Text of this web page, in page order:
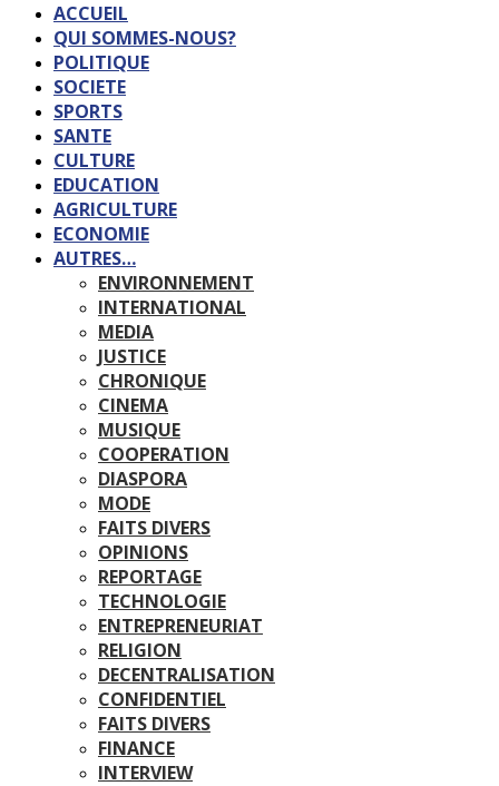
ACCUEIL
QUI SOMMES-NOUS?
POLITIQUE
SOCIETE
SPORTS
SANTE
CULTURE
EDUCATION
AGRICULTURE
ECONOMIE
AUTRES…
ENVIRONNEMENT
INTERNATIONAL
MEDIA
JUSTICE
CHRONIQUE
CINEMA
MUSIQUE
COOPERATION
DIASPORA
MODE
FAITS DIVERS
OPINIONS
REPORTAGE
TECHNOLOGIE
ENTREPRENEURIAT
RELIGION
DECENTRALISATION
CONFIDENTIEL
FAITS DIVERS
FINANCE
INTERVIEW